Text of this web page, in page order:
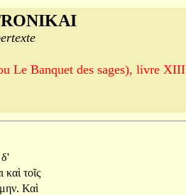
Le Banquet des sages), livre XIII
δ'
καὶ τοῖς
Καὶ